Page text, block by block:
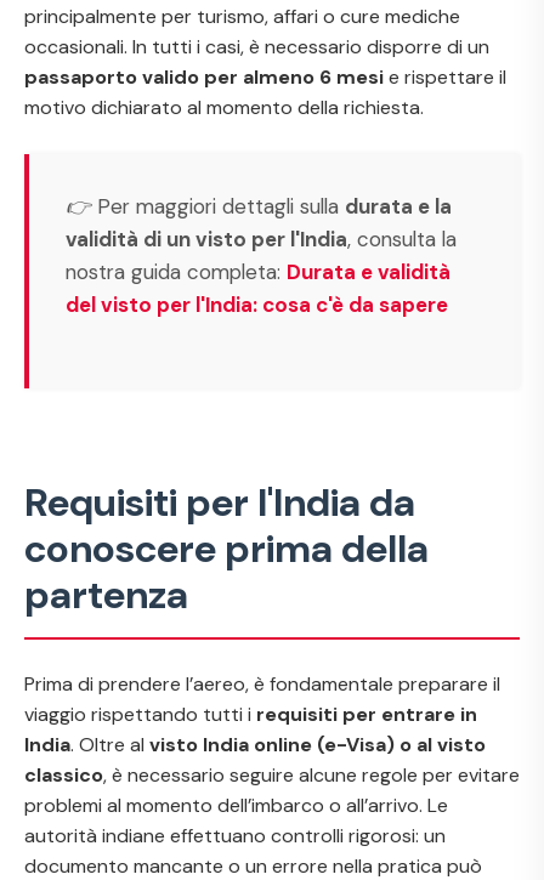
principalmente per turismo, affari o cure mediche
occasionali. In tutti i casi, è necessario disporre di un
passaporto valido per almeno 6 mesie rispettare il
motivo dichiarato al momento della richiesta.
👉 Per maggiori dettagli sulla durata e la
validità di un visto per l'India, consulta la
nostra guida completa: Durata e validità
del visto per l'India: cosa c'è da sapere
Requisiti per l'India da
conoscere prima della
partenza
Prima di prendere l’aereo, è fondamentale preparare il
viaggio rispettando tutti i requisiti per entrare in
India. Oltre al visto India online (e-Visa) o al visto
classico, è necessario seguire alcune regole per evitare
problemi al momento dell’imbarco o all’arrivo. Le
autorità indiane effettuano controlli rigorosi: un
documento mancante o un errore nella pratica può